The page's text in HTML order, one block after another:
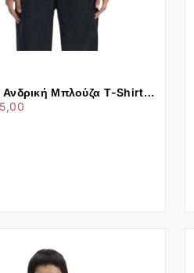
Ανδρική Μπλούζα Τ-Shirt
M1588-52A Navy